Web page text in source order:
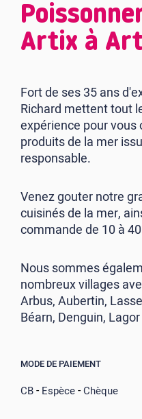
Artix à
Fort de ses 35 ans
Richard mettent tout
expérience pour
produits de la mer
responsable.
Venez gouter notre
cuisinés de la mer,
commande de 10 à
Nous sommes
nombreux villages
Arbus, Aubertin,
Béarn, Denguin,
MODE DE PAIEMENT
CB-Espèce-Chèque